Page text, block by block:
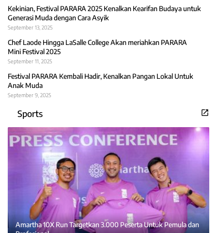
Kekinian, Festival PARARA 2025 Kenalkan Kearifan Budaya untuk
Generasi Muda dengan Cara Asyik
September 13, 2025
Chef Laode Hingga LaSalle College Akan meriahkan PARARA
Mini Festival 2025
September 11, 2025
Festival PARARA Kembali Hadir, Kenalkan Pangan Lokal Untuk
Anak Muda
September 9, 2025
Sports
Amartha 10X Run Targetkan 3.000 Peserta Untuk Pemula dan